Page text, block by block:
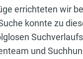
errichteten wir
konnte zu
und